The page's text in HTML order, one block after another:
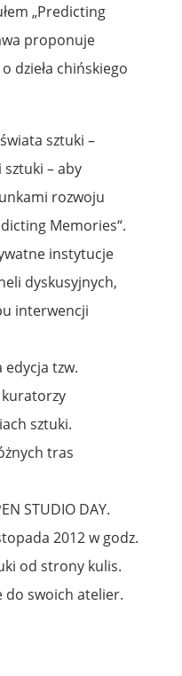
„Predicting
proponuje
dzieła chińskiego
sztuki –
– aby
rozwoju
Memories“.
instytucje
dyskusyjnych,
interwencji
tzw.
kuratorzy
sztuki.
tras
STUDIO DAY.
2012 w godz.
od strony kulis.
do swoich atelier.